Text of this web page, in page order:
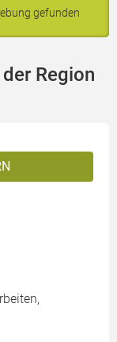
gefunden
Region